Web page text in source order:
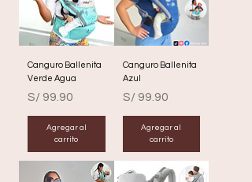
Canguro Ballenita
Verde Agua
Precio
S/ 99.90
Agregar al
carrito
Canguro Ballenita
Azul
Precio
S/ 99.90
Agregar al
carrito